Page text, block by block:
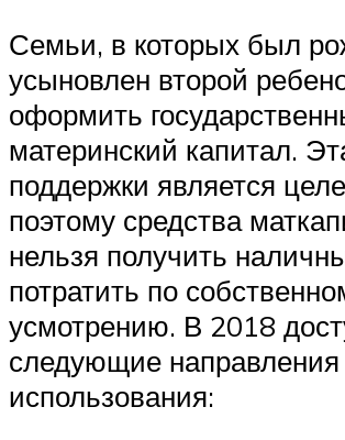
Семьи, в которых был
усыновлен второй
оформить
материнский капитал.
поддержки является
поэтому средства
нельзя получить
потратить по
усмотрению. В 2018
следующие направления
использования: